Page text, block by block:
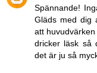
Spännande!
Gläds med dig
att
dricker läsk så
det är ju så